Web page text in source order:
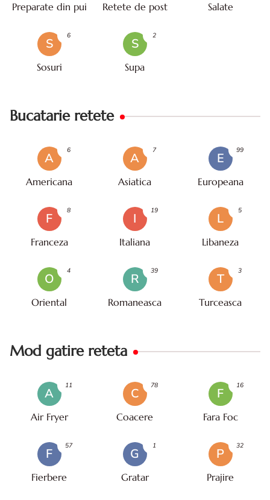
Preparate din pui Retete de post Salate
S
Sosuri
6
S
Supa
2
Bucatarie retete
A
Americana
6
A
Asiatica
7
E
Europeana
99
F
Franceza
8
I
Italiana
19
L
Libaneza
5
O
Oriental
4
R
Romaneasca
39
T
Turceasca
3
Mod gatire reteta
A
Air Fryer
11
C
Coacere
78
F
Fara Foc
16
F
Fierbere
57
G
Gratar
1
P
Prajire
32